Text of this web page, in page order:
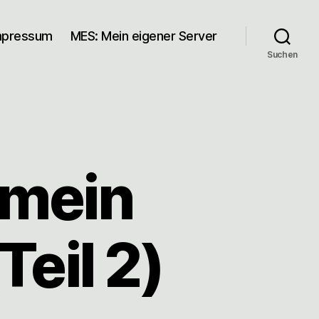
MES: Mein eigener Server
Suchen
2)